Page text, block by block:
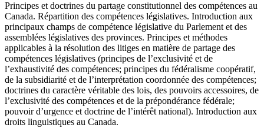
Principes et doctrines du partage constitutionnel des compétences au
Canada. Répartition des compétences législatives. Introduction aux
principaux champs de compétence législative du Parlement et des
assemblées législatives des provinces. Principes et méthodes
applicables à la résolution des litiges en matière de partage des
compétences législatives (principes de l’exclusivité et de
l’exhaustivité des compétences; principes du fédéralisme coopératif,
de la subsidiarité et de l’interprétation coordonnée des compétences;
doctrines du caractère véritable des lois, des pouvoirs accessoires, de
l’exclusivité des compétences et de la prépondérance fédérale;
pouvoir d’urgence et doctrine de l’intérêt national). Introduction aux
droits linguistiques au Canada.